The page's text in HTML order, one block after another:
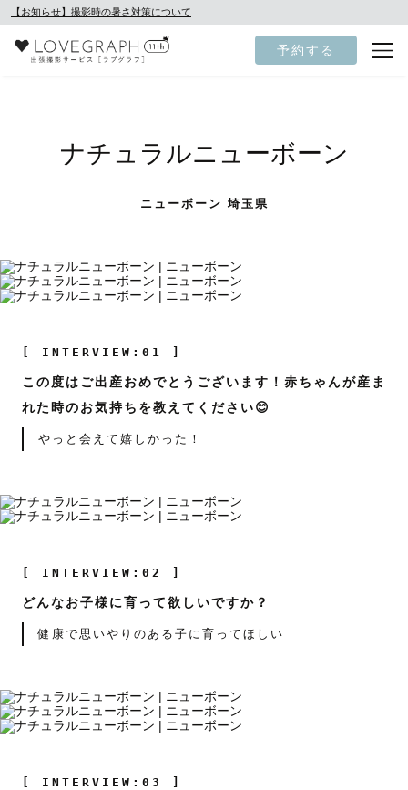
【お知らせ】撮影時の暑さ対策について
予約する
ナチュラルニューボーン
ニューボーン 埼玉県
[ INTERVIEW:01 ]
この度はご出産おめでとうございます！赤ちゃんが産ま
れた時のお気持ちを教えてください😊
やっと会えて嬉しかった！
[ INTERVIEW:02 ]
どんなお子様に育って欲しいですか？
健康で思いやりのある子に育ってほしい
[ INTERVIEW:03 ]